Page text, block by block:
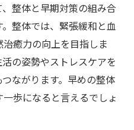
整体と早期対策の組み合
整体では、緊張緩和と血
癒力の向上を目指しま
の姿勢やストレスケアを
ながります。早めの整体
歩になると言えるでしょ